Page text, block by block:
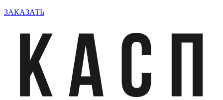
ЗАКАЗАТЬ